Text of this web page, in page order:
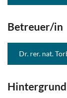
Betreuer/in
Dr. rer. nat.